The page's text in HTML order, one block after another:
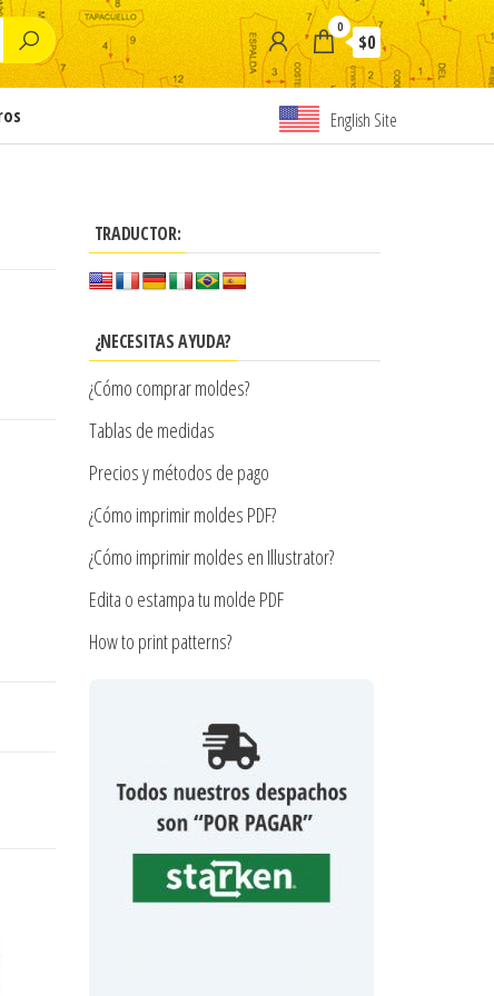
0
$0
English Site
TRADUCTOR:
¿NECESITAS AYUDA?
¿Cómo comprar moldes?
Tablas de medidas
Precios y métodos de pago
¿Cómo imprimir moldes PDF?
¿Cómo imprimir moldes en Illustrator?
Edita o estampa tu molde PDF
How to print patterns?